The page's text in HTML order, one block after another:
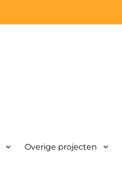
Overige projecten